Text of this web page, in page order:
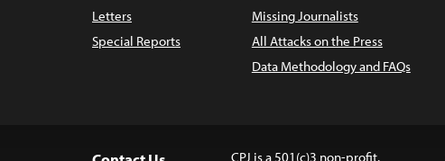
Letters
Special Reports
Missing Journalists
All Attacks on the Press
Data Methodology and FAQs
CPJ is a 501(c)3 non-profit.